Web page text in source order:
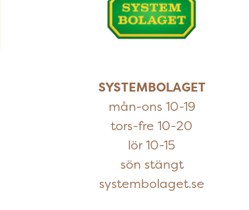
SYSTEMBOLAGET
mån-ons 10-19
tors-fre 10-20
lör 10-15
sön stängt
systembolaget.se